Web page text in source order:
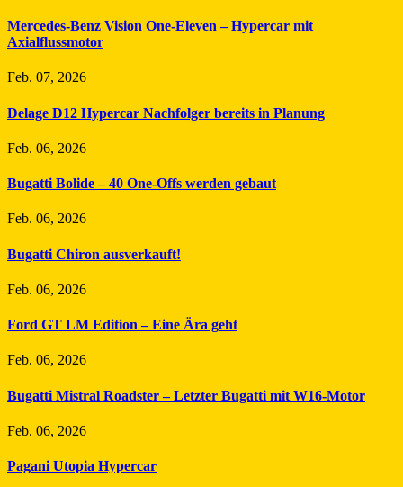
Mercedes-Benz Vision One-Eleven – Hypercar mit
Axialflussmotor
Feb. 07, 2026
Delage D12 Hypercar Nachfolger bereits in Planung
Feb. 06, 2026
Bugatti Bolide – 40 One-Offs werden gebaut
Feb. 06, 2026
Bugatti Chiron ausverkauft!
Feb. 06, 2026
Ford GT LM Edition – Eine Ära geht
Feb. 06, 2026
Bugatti Mistral Roadster – Letzter Bugatti mit W16-Motor
Feb. 06, 2026
Pagani Utopia Hypercar